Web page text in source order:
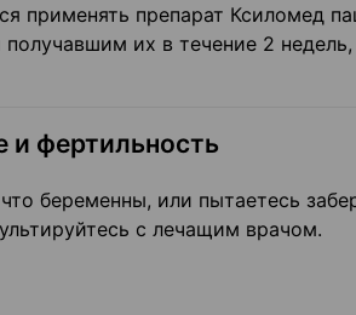
применять препарат Ксиломед
их в течение 2
и фертильность
беременны, или пыта­етесь
с лечащим врачом.